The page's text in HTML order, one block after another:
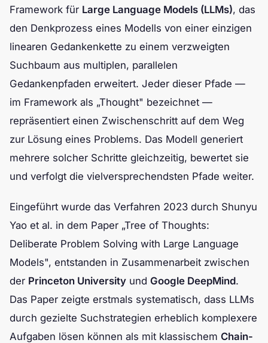
Framework für Large Language Models (LLMs), das
den Denkprozess eines Modells von einer einzigen
linearen Gedankenkette zu einem verzweigten
Suchbaum aus multiplen, parallelen
Gedankenpfaden erweitert. Jeder dieser Pfade —
im Framework als „Thought" bezeichnet —
repräsentiert einen Zwischenschritt auf dem Weg
zur Lösung eines Problems. Das Modell generiert
mehrere solcher Schritte gleichzeitig, bewertet sie
und verfolgt die vielversprechendsten Pfade weiter.
Eingeführt wurde das Verfahren 2023 durch Shunyu
Yao et al. in dem Paper „Tree of Thoughts:
Deliberate Problem Solving with Large Language
Models", entstanden in Zusammenarbeit zwischen
der Princeton University und Google DeepMind.
Das Paper zeigte erstmals systematisch, dass LLMs
durch gezielte Suchstrategien erheblich komplexere
Aufgaben lösen können als mit klassischem Chain-